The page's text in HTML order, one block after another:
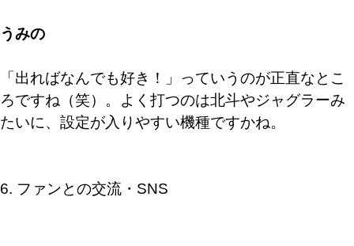
うみの
「出ればなんでも好き！」っていうのが正直なとこ
ろですね（笑）。よく打つのは北斗やジャグラーみ
たいに、設定が入りやすい機種ですかね。
6. ファンとの交流・SNS